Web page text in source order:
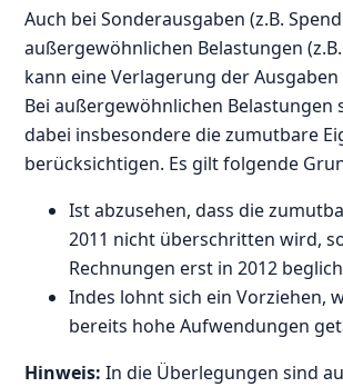
Auch bei Sonderausgaben (z.B.
außergewöhnlichen Belastungen
kann eine Verlagerung der
Bei außergewöhnlichen Belastungen
dabei insbesondere die zumutbare
berücksichtigen. Es gilt folgende
Ist abzusehen, dass die
2011 nicht überschritten wird,
Rechnungen erst in 2012
Indes lohnt sich ein Vorziehen,
bereits hohe Aufwendungen
Hinweis:In die Überlegungen sind